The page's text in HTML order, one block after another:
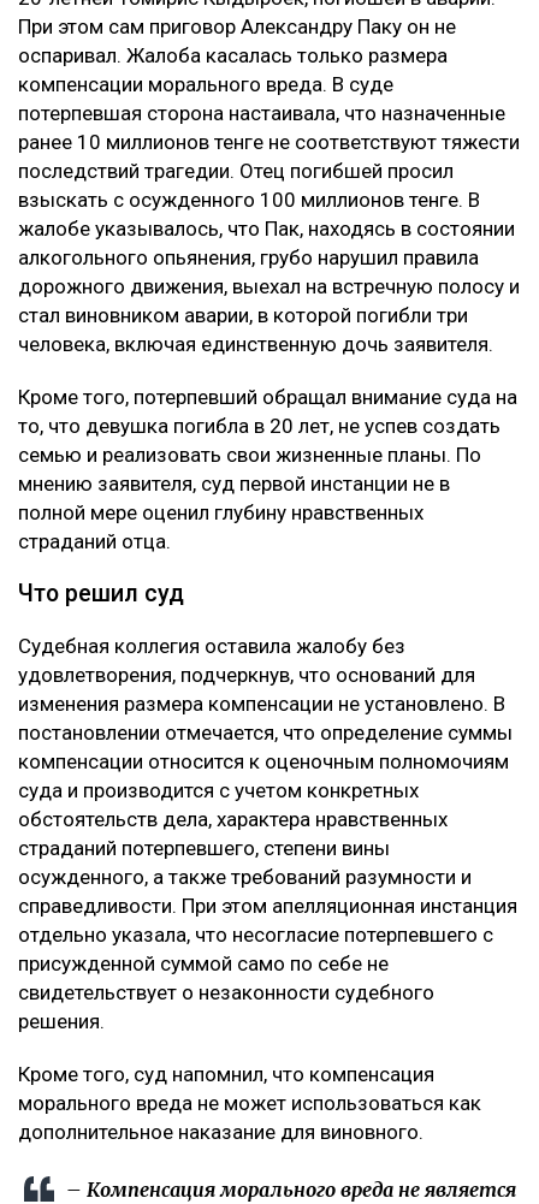
При этом сам приговор Александру Паку он не
оспаривал. Жалоба касалась только размера
компенсации морального вреда. В суде
потерпевшая сторона настаивала, что назначенные
ранее 10 миллионов тенге не соответствуют тяжести
последствий трагедии. Отец погибшей просил
взыскать с осужденного 100 миллионов тенге. В
жалобе указывалось, что Пак, находясь в состоянии
алкогольного опьянения, грубо нарушил правила
дорожного движения, выехал на встречную полосу и
стал виновником аварии, в которой погибли три
человека, включая единственную дочь заявителя.
Кроме того, потерпевший обращал внимание суда на
то, что девушка погибла в 20 лет, не успев создать
семью и реализовать свои жизненные планы. По
мнению заявителя, суд первой инстанции не в
полной мере оценил глубину нравственных
страданий отца.
Что решил суд
Судебная коллегия оставила жалобу без
удовлетворения, подчеркнув, что оснований для
изменения размера компенсации не установлено. В
постановлении отмечается, что определение суммы
компенсации относится к оценочным полномочиям
суда и производится с учетом конкретных
обстоятельств дела, характера нравственных
страданий потерпевшего, степени вины
осужденного, а также требований разумности и
справедливости. При этом апелляционная инстанция
отдельно указала, что несогласие потерпевшего с
присужденной суммой само по себе не
свидетельствует о незаконности судебного
решения.
Кроме того, суд напомнил, что компенсация
морального вреда не может использоваться как
дополнительное наказание для виновного.
– Компенсация морального вреда не является